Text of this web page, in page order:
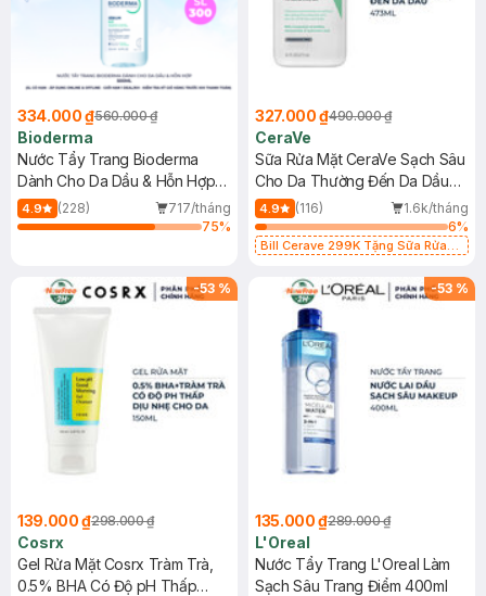
334.000 ₫560.000 ₫
Bioderma
Nước Tẩy Trang Bioderma
Dành Cho Da Dầu & Hỗn Hợp
500ml
4.9 (228)
717/tháng
75%
327.000 ₫490.000 ₫
CeraVe
Sữa Rửa Mặt CeraVe Sạch Sâu
Cho Da Thường Đến Da Dầu
473ml
4.9 (116)
1.6k/tháng
6%
Bill Cerave 299K Tặng Sữa Rửa
-53 %
139.000 ₫298.000 ₫
Cosrx
Gel Rửa Mặt Cosrx Tràm Trà,
0.5% BHA Có Độ pH Thấp
-53 %
135.000 ₫289.000 ₫
L'Oreal
Nước Tẩy Trang L'Oreal Làm
Sạch Sâu Trang Điểm 400ml